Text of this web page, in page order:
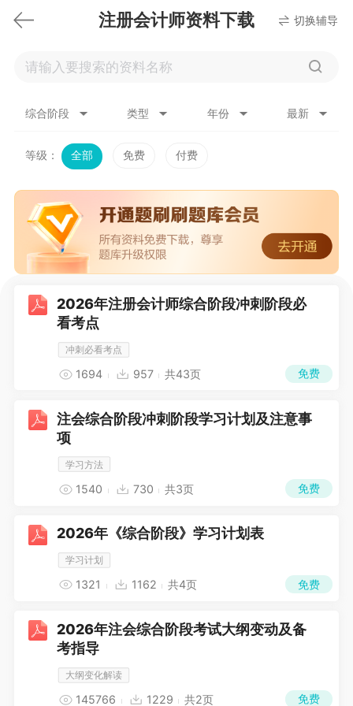
注册会计师资料下载 切换辅导
综合阶段 类型 年份 最新
等级： 全部 免费 付费
2026年注册会计师综合阶段冲刺阶段必
看考点
冲刺必看考点
1694 957 共43页 免费
注会综合阶段冲刺阶段学习计划及注意事
项
学习方法
1540 730 共3页 免费
2026年《综合阶段》学习计划表
学习计划
1321 1162 共4页 免费
2026年注会综合阶段考试大纲变动及备
考指导
大纲变化解读
145766 1229 共2页 免费